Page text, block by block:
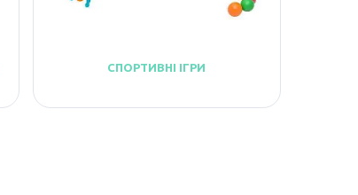
СПОРТИВНІ ІГРИ